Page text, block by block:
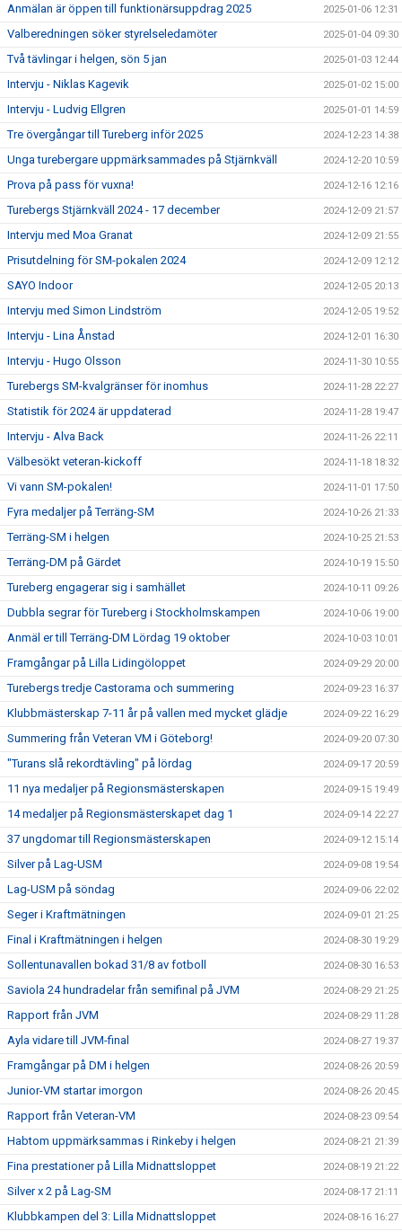
Anmälan är öppen till funktionärsuppdrag 2025 2025-01-06 12:31
Valberedningen söker styrelseledamöter 2025-01-04 09:30
Två tävlingar i helgen, sön 5 jan 2025-01-03 12:44
Intervju - Niklas Kagevik 2025-01-02 15:00
Intervju - Ludvig Ellgren 2025-01-01 14:59
Tre övergångar till Tureberg inför 2025 2024-12-23 14:38
Unga turebergare uppmärksammades på Stjärnkväll 2024-12-20 10:59
Prova på pass för vuxna! 2024-12-16 12:16
Turebergs Stjärnkväll 2024 - 17 december 2024-12-09 21:57
Intervju med Moa Granat 2024-12-09 21:55
Prisutdelning för SM-pokalen 2024 2024-12-09 12:12
SAYO Indoor 2024-12-05 20:13
Intervju med Simon Lindström 2024-12-05 19:52
Intervju - Lina Ånstad 2024-12-01 16:30
Intervju - Hugo Olsson 2024-11-30 10:55
Turebergs SM-kvalgränser för inomhus 2024-11-28 22:27
Statistik för 2024 är uppdaterad 2024-11-28 19:47
Intervju - Alva Back 2024-11-26 22:11
Välbesökt veteran-kickoff 2024-11-18 18:32
Vi vann SM-pokalen! 2024-11-01 17:50
Fyra medaljer på Terräng-SM 2024-10-26 21:33
Terräng-SM i helgen 2024-10-25 21:53
Terräng-DM på Gärdet 2024-10-19 15:50
Tureberg engagerar sig i samhället 2024-10-11 09:26
Dubbla segrar för Tureberg i Stockholmskampen 2024-10-06 19:00
Anmäl er till Terräng-DM Lördag 19 oktober 2024-10-03 10:01
Framgångar på Lilla Lidingöloppet 2024-09-29 20:00
Turebergs tredje Castorama och summering 2024-09-23 16:37
Klubbmästerskap 7-11 år på vallen med mycket glädje 2024-09-22 16:29
Summering från Veteran VM i Göteborg! 2024-09-20 07:30
"Turans slå rekordtävling" på lördag 2024-09-17 20:59
11 nya medaljer på Regionsmästerskapen 2024-09-15 19:49
14 medaljer på Regionsmästerskapet dag 1 2024-09-14 22:27
37 ungdomar till Regionsmästerskapen 2024-09-12 15:14
Silver på Lag-USM 2024-09-08 19:54
Lag-USM på söndag 2024-09-06 22:02
Seger i Kraftmätningen 2024-09-01 21:25
Final i Kraftmätningen i helgen 2024-08-30 19:29
Sollentunavallen bokad 31/8 av fotboll 2024-08-30 16:53
Saviola 24 hundradelar från semifinal på JVM 2024-08-29 21:25
Rapport från JVM 2024-08-29 11:28
Ayla vidare till JVM-final 2024-08-27 19:37
Framgångar på DM i helgen 2024-08-26 20:59
Junior-VM startar imorgon 2024-08-26 20:45
Rapport från Veteran-VM 2024-08-23 09:54
Habtom uppmärksammas i Rinkeby i helgen 2024-08-21 21:39
Fina prestationer på Lilla Midnattsloppet 2024-08-19 21:22
Silver x 2 på Lag-SM 2024-08-17 21:11
Klubbkampen del 3: Lilla Midnattsloppet 2024-08-16 16:27